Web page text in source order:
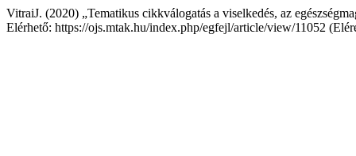
VitraiJ. (2020) „Tematikus cikkválogatás a viselkedés, az
Elérhető: https://ojs.mtak.hu/index.php/egfejl/article/view/11052